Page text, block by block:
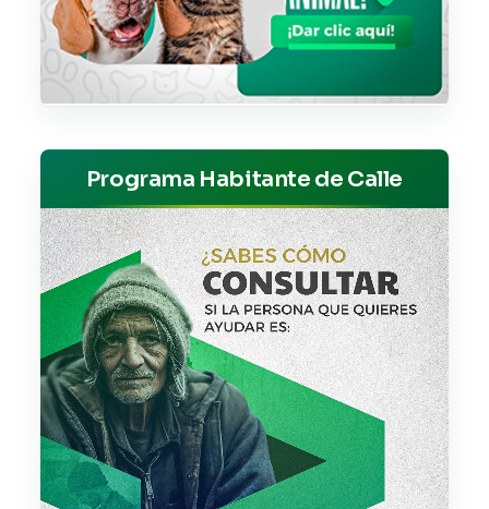
Programa Habitante de Calle